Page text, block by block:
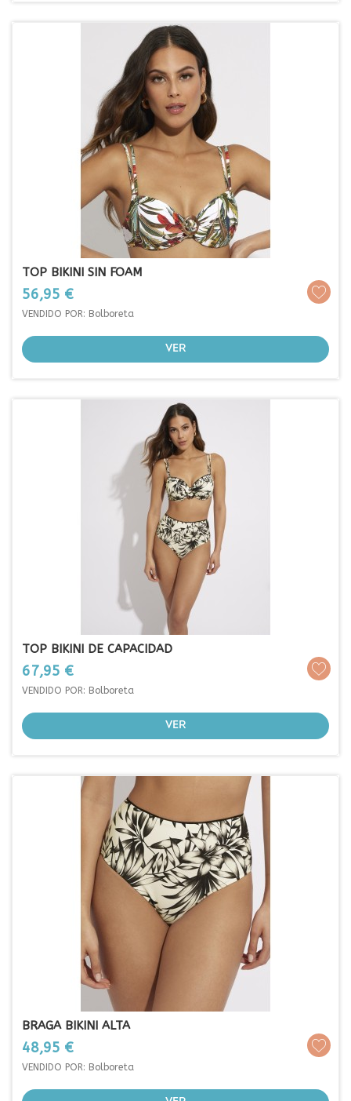
TOP BIKINI SIN FOAM
Prezo
56,95 €
VENDIDO POR: Bolboreta
VER
TOP BIKINI DE CAPACIDAD
Prezo
67,95 €
VENDIDO POR: Bolboreta
VER
BRAGA BIKINI ALTA
Prezo
48,95 €
VENDIDO POR: Bolboreta